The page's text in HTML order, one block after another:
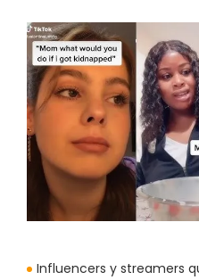
Influencers y streamers